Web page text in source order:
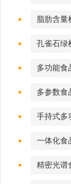
脂肪含量
孔雀石绿
多功能食
多参数食
手持式多
一体化食
精密光谱